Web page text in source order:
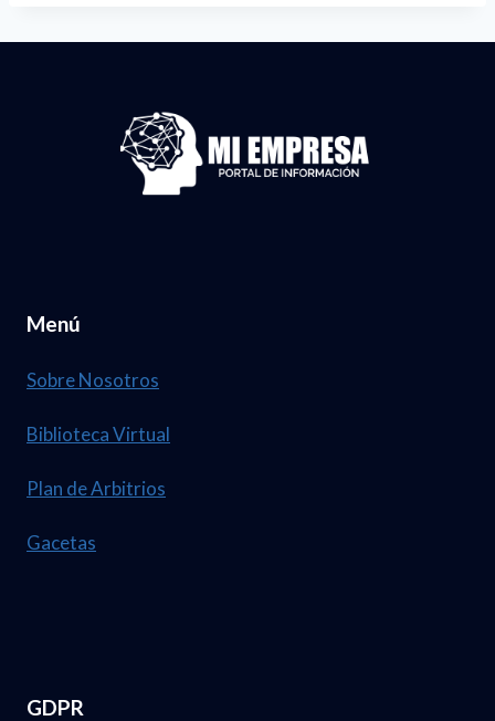
Menú
Sobre Nosotros
Biblioteca Virtual
Plan de Arbitrios
Gacetas
GDPR